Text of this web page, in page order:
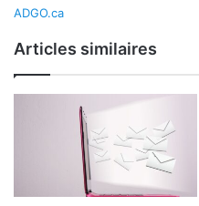
ADGO.ca
Articles similaires